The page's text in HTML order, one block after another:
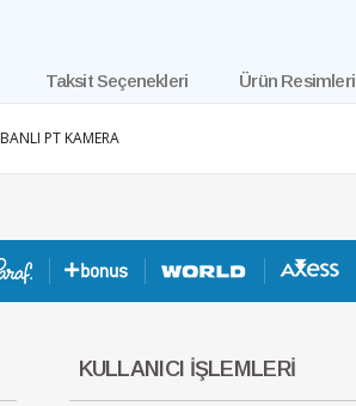
Taksit Seçenekleri Ürün Resimleri
PT KAMERA
KULLANICI İŞLEMLERİ